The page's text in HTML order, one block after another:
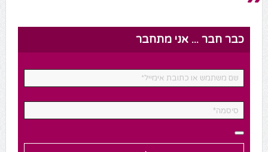
כבר חבר ... אני מתחבר